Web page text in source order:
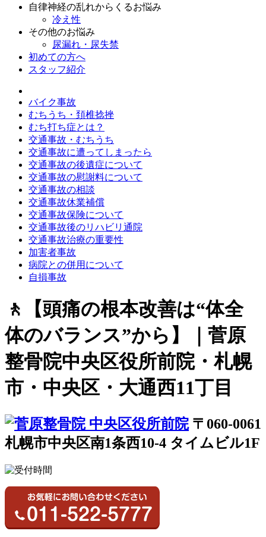
自律神経の乱れからくるお悩み
冷え性
その他のお悩み
尿漏れ・尿失禁
初めての方へ
スタッフ紹介
バイク事故
むちうち・頚椎捻挫
むち打ち症とは？
交通事故・むちうち
交通事故に遭ってしまったら
交通事故の後遺症について
交通事故の慰謝料について
交通事故の相談
交通事故休業補償
交通事故保険について
交通事故後のリハビリ通院
交通事故治療の重要性
加害者事故
病院との併用について
自損事故
🚶【頭痛の根本改善は“体全
体のバランス”から】｜菅原
整骨院中央区役所前院・札幌
市・中央区・大通西11丁目
〒060-0061
札幌市中央区南1条西10-4 タイムビル1F